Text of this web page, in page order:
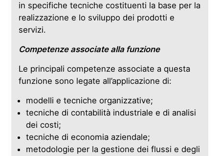
in specifiche tecniche costituenti la base per la
realizzazione e lo sviluppo dei prodotti e
servizi.
Competenze associate alla funzione
Le principali competenze associate a questa
funzione sono legate all’applicazione di:
modelli e tecniche organizzative;
tecniche di contabilità industriale e di analisi
dei costi;
tecniche di economia aziendale;
metodologie per la gestione dei flussi e degli